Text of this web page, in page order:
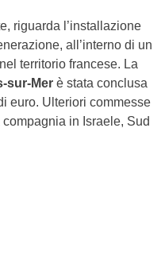
riguarda l’installazione
all’interno di un
territorio francese. La
sur-Mer è stata conclusa
euro. Ulteriori commesse
in Israele, Sud